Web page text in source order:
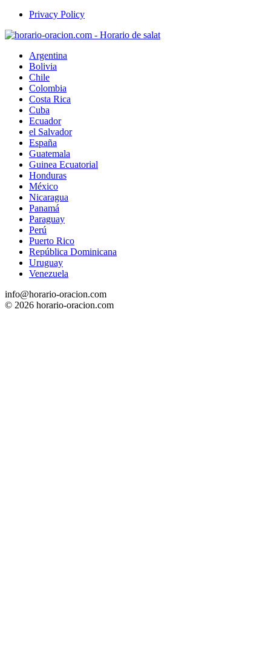
Privacy Policy
Argentina
Bolivia
Chile
Colombia
Costa Rica
Cuba
Ecuador
el Salvador
España
Guatemala
Guinea Ecuatorial
Honduras
México
Nicaragua
Panamá
Paraguay
Perú
Puerto Rico
República Dominicana
Uruguay
Venezuela
info@horario-oracion.com
© 2026 horario-oracion.com